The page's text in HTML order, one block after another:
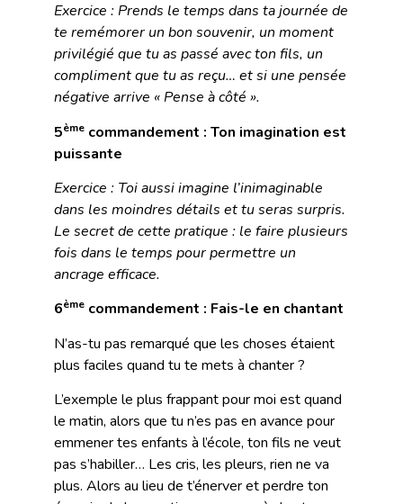
Exercice : Prends le temps dans ta journée de
te remémorer un bon souvenir, un moment
privilégié que tu as passé avec ton fils, un
compliment que tu as reçu… et si une pensée
négative arrive « Pense à côté ».
5ème commandement : Ton imagination est
puissante
Exercice : Toi aussi imagine l’inimaginable
dans les moindres détails et tu seras surpris.
Le secret de cette pratique : le faire plusieurs
fois dans le temps pour permettre un
ancrage efficace.
6ème commandement : Fais-le en chantant
N’as-tu pas remarqué que les choses étaient
plus faciles quand tu te mets à chanter ?
L’exemple le plus frappant pour moi est quand
le matin, alors que tu n’es pas en avance pour
emmener tes enfants à l’école, ton fils ne veut
pas s’habiller… Les cris, les pleurs, rien ne va
plus. Alors au lieu de t’énerver et perdre ton